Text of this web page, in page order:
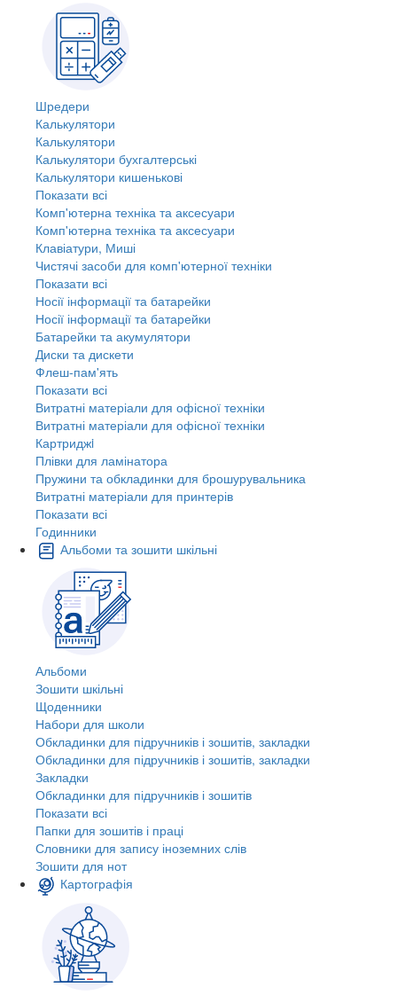
Шредери
Калькулятори
Калькулятори
Калькулятори бухгалтерські
Калькулятори кишенькові
Показати всі
Комп'ютерна техніка та аксесуари
Комп'ютерна техніка та аксесуари
Клавіатури, Миші
Чистячі засоби для комп'ютерної техніки
Показати всі
Носії інформації та батарейки
Носії інформації та батарейки
Батарейки та акумулятори
Диски та дискети
Флеш-пам'ять
Показати всі
Витратні матеріали для офісної техніки
Витратні матеріали для офісної техніки
Картриджi
Плівки для ламінатора
Пружини та обкладинки для брошурувальника
Витратні матеріали для принтерів
Показати всі
Годинники
Альбоми та зошити шкільні
Альбоми
Зошити шкільні
Щоденники
Набори для школи
Обкладинки для підручників і зошитів, закладки
Обкладинки для підручників і зошитів, закладки
Закладки
Обкладинки для підручників і зошитів
Показати всі
Папки для зошитів і праці
Словники для запису іноземних слів
Зошити для нот
Картографія